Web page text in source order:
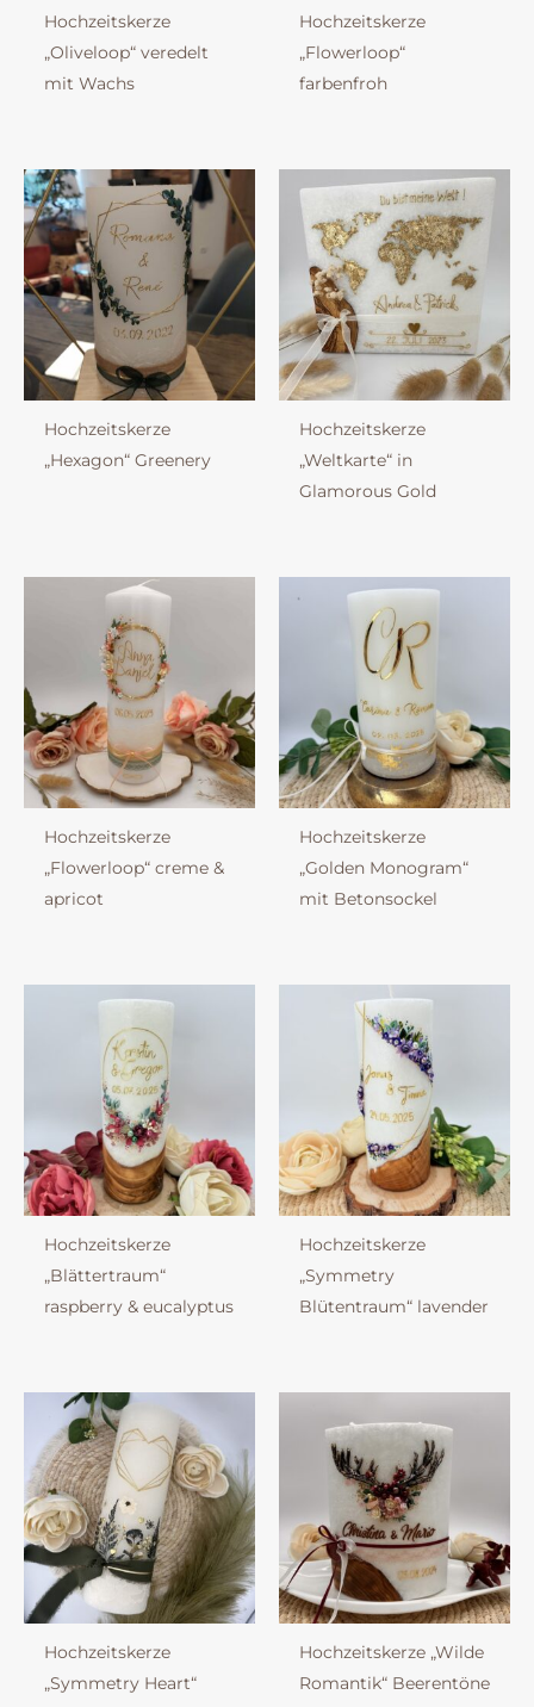
Hochzeitskerze
„Oliveloop“ veredelt
mit Wachs
Hochzeitskerze
„Flowerloop“
farbenfroh
Hochzeitskerze
„Hexagon“ Greenery
Hochzeitskerze
„Weltkarte“ in
Glamorous Gold
Hochzeitskerze
„Flowerloop“ creme &
apricot
Hochzeitskerze
„Golden Monogram“
mit Betonsockel
Hochzeitskerze
„Blättertraum“
raspberry & eucalyptus
Hochzeitskerze
„Symmetry
Blütentraum“ lavender
Hochzeitskerze
„Symmetry Heart“
Hochzeitskerze „Wilde
Romantik“ Beerentöne